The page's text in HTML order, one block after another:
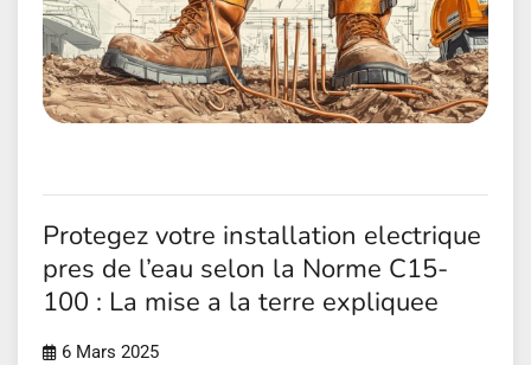
Protegez votre installation electrique
pres de l’eau selon la Norme C15-
100 : La mise a la terre expliquee
6 Mars 2025